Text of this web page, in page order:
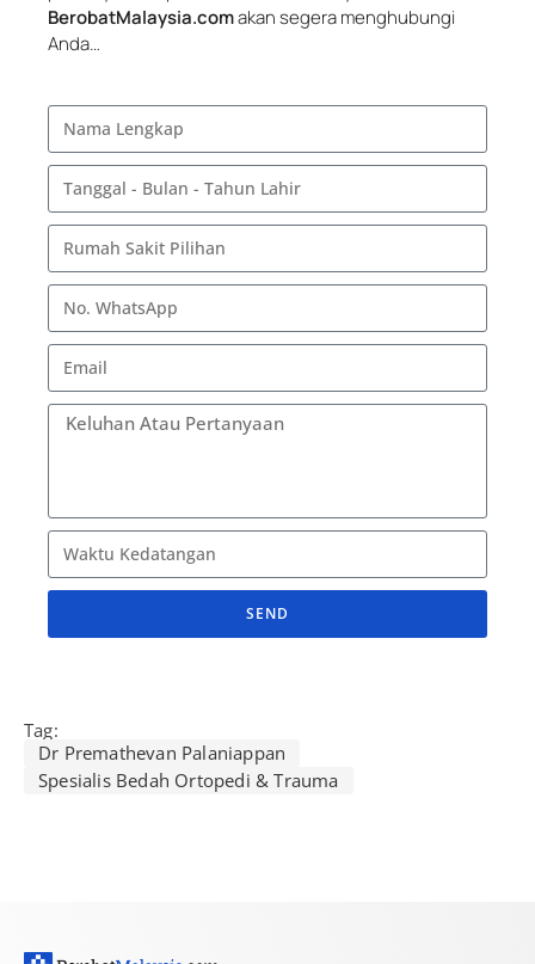
BerobatMalaysia.comakan segera menghubungi
Anda…
SEND
e
e
Tag:
Dr Premathevan Palaniappan
Spesialis Bedah Ortopedi & Trauma